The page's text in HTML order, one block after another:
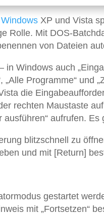
Windows XP und Vista
Rolle. Mit DOS-
von Dateien
in Windows auch
Programme“ und
die
rechten Maustaste
aufrufen.
blitzschnell zu
und mit [Return]
gestartet
mit „Fortsetzen“